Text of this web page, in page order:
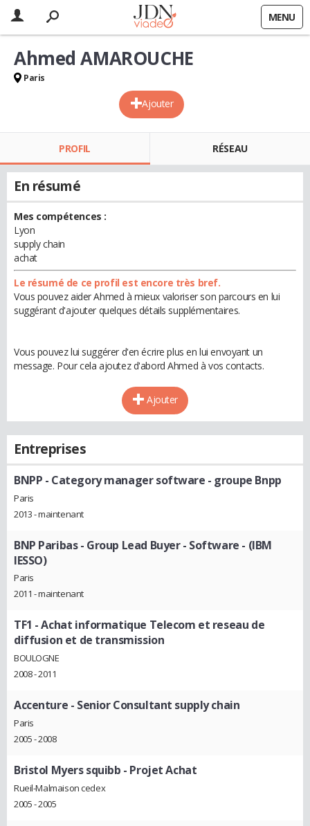
MENU
Ajouter
Ahmed AMAROUCHE
Paris
PROFIL RÉSEAU
En résumé
Mes compétences :
Lyon
supply chain
achat
Le résumé de ce profil est encore très bref.
Vous pouvez aider Ahmed à mieux valoriser son parcours en lui
suggérant d'ajouter quelques détails supplémentaires.
Vous pouvez lui suggérer d'en écrire plus en lui envoyant un
message. Pour cela ajoutez d'abord Ahmed à vos contacts.
Ajouter
Entreprises
BNPP - Category manager software - groupe Bnpp
Paris
2013 - maintenant
BNP Paribas- Group Lead Buyer - Software - (IBM
IESSO)
Paris
2011 - maintenant
TF1 - Achat informatique Telecom et reseau de
diffusion et de transmission
BOULOGNE
2008 - 2011
Accenture - Senior Consultant supply chain
Paris
2005 - 2008
Bristol Myers squibb - Projet Achat
Rueil-Malmaison cedex
2005 - 2005